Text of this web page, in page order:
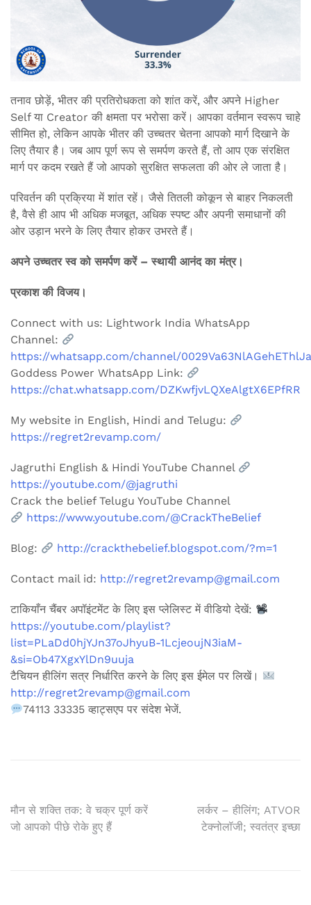
तनाव छोड़ें, भीतर की प्रतिरोधकता को शांत करें, और अपने Higher
Self या Creator की क्षमता पर भरोसा करें। आपका वर्तमान स्वरूप चाहे
सीमित हो, लेकिन आपके भीतर की उच्चतर चेतना आपको मार्ग दिखाने के
लिए तैयार है। जब आप पूर्ण रूप से समर्पण करते हैं, तो आप एक संरक्षित
मार्ग पर कदम रखते हैं जो आपको सुरक्षित सफलता की ओर ले जाता है।
परिवर्तन की प्रक्रिया में शांत रहें। जैसे तितली कोकून से बाहर निकलती
है, वैसे ही आप भी अधिक मजबूत, अधिक स्पष्ट और अपनी समाधानों की
ओर उड़ान भरने के लिए तैयार होकर उभरते हैं।
अपने उच्चतर स्व को समर्पण करें – स्थायी आनंद का मंत्र।
प्रकाश की विजय।
Connect with us: Lightwork India WhatsApp
Channel:
https://whatsapp.com/channel/
Goddess Power WhatsApp Link:
https://chat.whatsapp.com/DZKwfjvLQXeAlgtX6EPfRR
My website in English, Hindi and Telugu:
https://regret2revamp.com/
Jagruthi English & Hindi YouTube Channel
https://youtube.com/@jagruthi
Crack the belief Telugu YouTube Channel
https://www.youtube.com/@CrackTheBelief
Blog: http://crackthebelief.blogspot.com/?m=1
Contact mail id: http://regret2revamp@gmail.com
टाकियाँन चैंबर अपॉइंटमेंट के लिए इस प्लेलिस्ट में वीडियो देखें:
https://youtube.com/playlist?
list=PLaDd0hjYJn37oJhyuB-1LcjeoujN3iaM-
&si=Ob47XgxYlDn9uuja
टैचियन हीलिंग सत्र निर्धारित करने के लिए इस ईमेल पर लिखें।
http://regret2revamp@gmail.com
74113 33335 व्हाट्सएप पर संदेश भेजें.
पोस्ट
मौन से शक्ति तक: वे चक्र पूर्ण करें
जो आपको पीछे रोके हुए हैं
लर्कर – हीलिंग; ATVOR
टेक्नोलॉजी; स्वतंत्र इच्छा